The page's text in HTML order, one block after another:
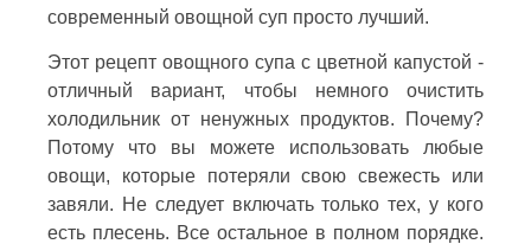
современный овощной суп просто лучший.
Этот рецепт овощного супа с цветной капустой -
отличный вариант, чтобы немного очистить
холодильник от ненужных продуктов. Почему?
Потому что вы можете использовать любые
овощи, которые потеряли свою свежесть или
завяли. Не следует включать только тех, у кого
есть плесень. Все остальное в полном порядке.